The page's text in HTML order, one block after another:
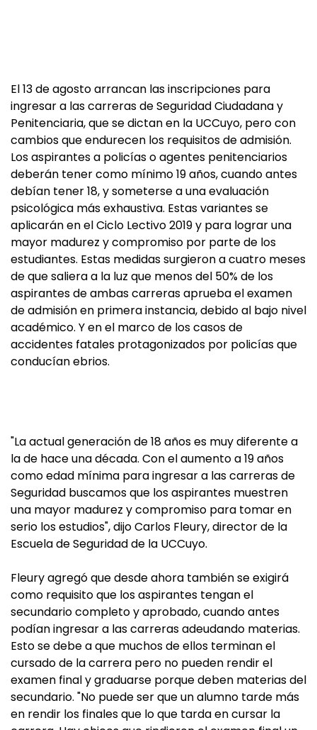
El 13 de agosto arrancan las inscripciones para
ingresar a las carreras de Seguridad Ciudadana y
Penitenciaria, que se dictan en la UCCuyo, pero con
cambios que endurecen los requisitos de admisión.
Los aspirantes a policías o agentes penitenciarios
deberán tener como mínimo 19 años, cuando antes
debían tener 18, y someterse a una evaluación
psicológica más exhaustiva. Estas variantes se
aplicarán en el Ciclo Lectivo 2019 y para lograr una
mayor madurez y compromiso por parte de los
estudiantes. Estas medidas surgieron a cuatro meses
de que saliera a la luz que menos del 50% de los
aspirantes de ambas carreras aprueba el examen
de admisión en primera instancia, debido al bajo nivel
académico. Y en el marco de los casos de
accidentes fatales protagonizados por policías que
conducían ebrios.
"La actual generación de 18 años es muy diferente a
la de hace una década. Con el aumento a 19 años
como edad mínima para ingresar a las carreras de
Seguridad buscamos que los aspirantes muestren
una mayor madurez y compromiso para tomar en
serio los estudios", dijo Carlos Fleury, director de la
Escuela de Seguridad de la UCCuyo.
Fleury agregó que desde ahora también se exigirá
como requisito que los aspirantes tengan el
secundario completo y aprobado, cuando antes
podían ingresar a las carreras adeudando materias.
Esto se debe a que muchos de ellos terminan el
cursado de la carrera pero no pueden rendir el
examen final y graduarse porque deben materias del
secundario. "No puede ser que un alumno tarde más
en rendir los finales que lo que tarda en cursar la